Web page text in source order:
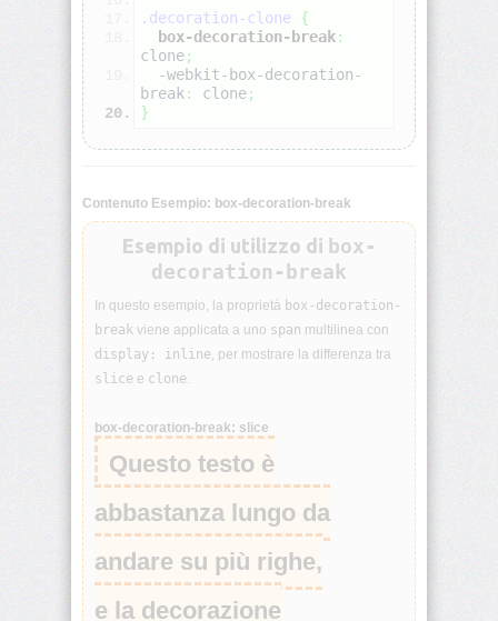
duration
animation-
fill-
mode
animation-
animation-
name
animation-
play-
state
animation-
timing-
function
aspect-
ratio
backdrop-
filter
.decoration-clone
{
box-decoration-break:
clone;
break : clone;
}
Contenuto Esempio: box-decoration-break
Esempio di utilizzo di box-
decoration-break
In questo esempio, la proprietà box-decoration-
break viene applicata a uno span multilinea con
display: inline, per mostrare la differenza tra
slice e clone.
box-decoration-break: slice
Questo testo è
abbastanza lungo da
andare su più righe,
e la decorazione